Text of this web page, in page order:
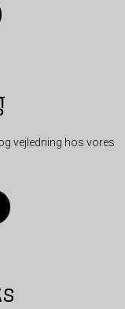
vejledning hos vores